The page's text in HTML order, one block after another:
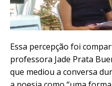
Essa percepção foi
professora Jade Prata
que mediou a conversa